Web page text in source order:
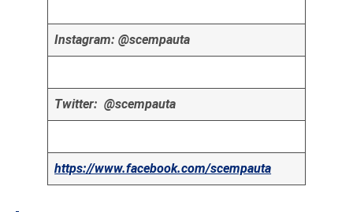
Instagram: @scempauta
Twitter: @scempauta
https://www.facebook.com/scempauta